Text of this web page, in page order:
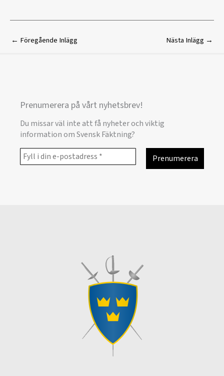
← Föregående Inlägg Nästa Inlägg →
Prenumerera på vårt nyhetsbrev!
Du missar väl inte att få nyheter och viktig
information om Svensk Fäktning?